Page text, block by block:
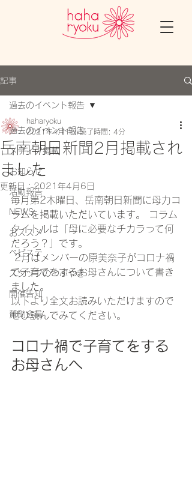
記事
過去のイベント報告
メディア掲載
お知らせ
活動報告
NEWS
おススメ
ベビステ
スタッフのつぶやき
開催告知
賛助会員
過去のイベント報告
岳南朝日新聞2月掲載され
ました
haharyoku
2021年4月1日 読了時間: 4分
更新日：2021年4月6日
毎月第2木曜日、岳南朝日新聞に母力コ
ラムを掲載いただいています。 コラム
タイトルは「母に必要なチカラって何
だろう？」です。
2月はメンバーの原美奈子がコロナ禍
で子育てをするお母さんについて書き
ました。
以下より全文お読みいただけますので
ぜひ読んでみてください。
コロナ禍で子育てをする
お母さんへ